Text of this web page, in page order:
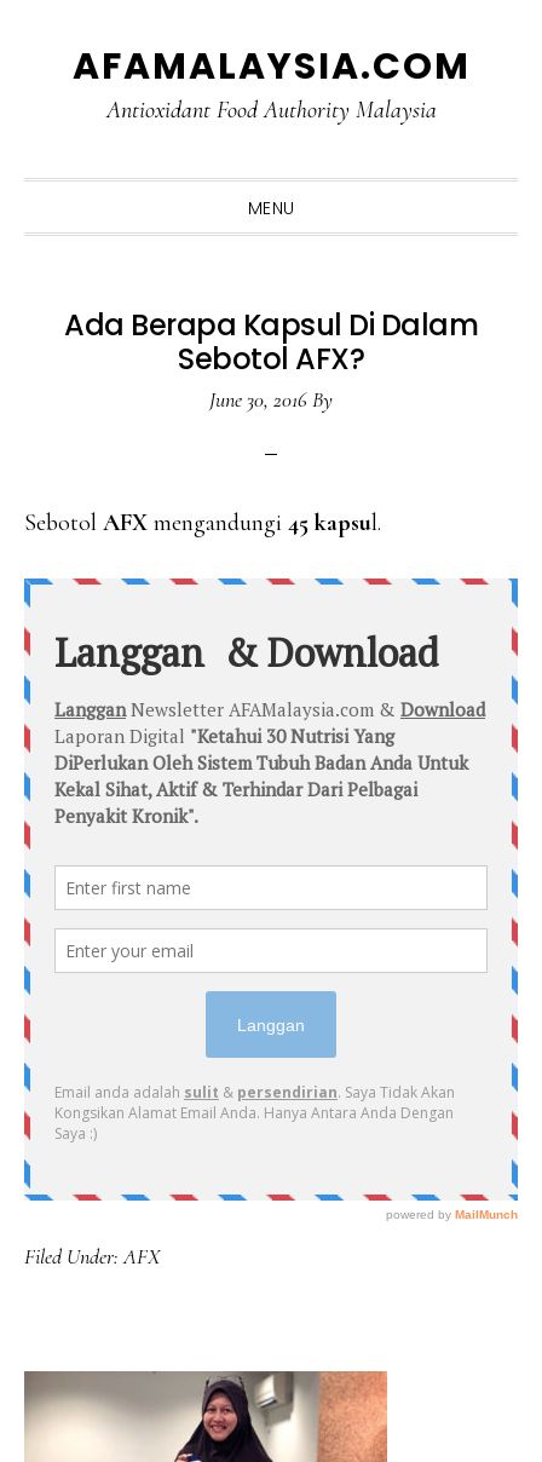
AFAMALAYSIA.COM
Antioxidant Food Authority Malaysia
MENU
Ada Berapa Kapsul Di Dalam
Sebotol AFX?
June 30, 2016By
Sebotol AFX mengandungi 45 kapsul.
Filed Under:AFX
PRIMARY
SIDEBAR